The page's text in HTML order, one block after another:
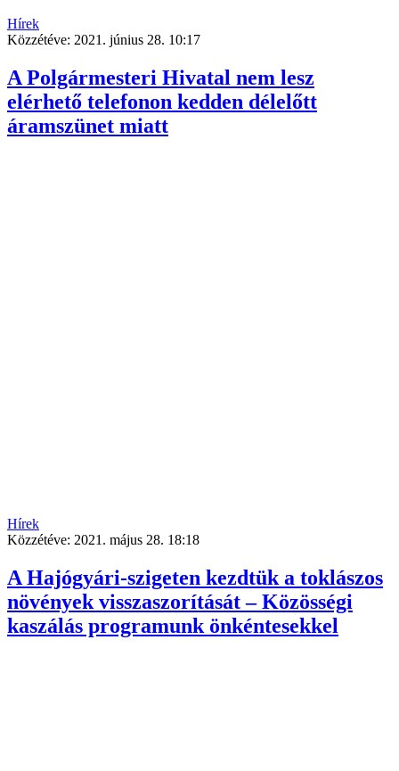
Hírek
Közzétéve: 2021. június 28. 10:17
A Polgármesteri Hivatal nem lesz
elérhető telefonon kedden délelőtt
áramszünet miatt
Hírek
Közzétéve: 2021. május 28. 18:18
A Hajógyári-szigeten kezdtük a toklászos
növények visszaszorítását – Közösségi
kaszálás programunk önkéntesekkel